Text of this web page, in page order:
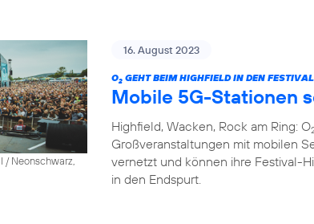
Neonschwarz,
16. August 2023
O2 GEHT BEIM HIGHFIELD IN DEN
Mobile 5G-Stationen
Highfield, Wacken, Rock am Ring: O
Großveranstaltungen mit mobilen
vernetzt und können ihre Festival-
in den Endspurt.